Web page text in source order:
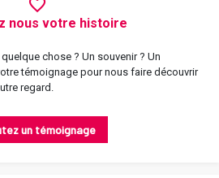
nous votre histoire
chose ? Un souvenir ? Un
témoignage pour nous faire découvrir
regard.
un témoignage